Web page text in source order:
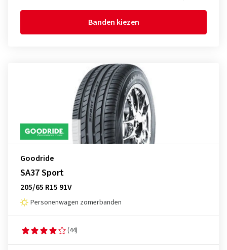
Banden kiezen
Goodride
SA37 Sport
205/65 R15 91V
Personenwagen zomerbanden
(44)